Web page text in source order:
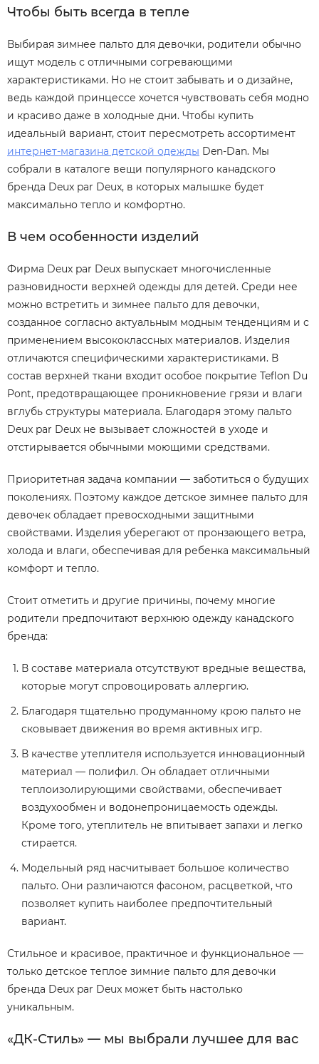
Чтобы быть всегда в тепле
Выбирая зимнее пальто для девочки, родители обычно
ищут модель с отличными согревающими
характеристиками. Но не стоит забывать и о дизайне,
ведь каждой принцессе хочется чувствовать себя модно
и красиво даже в холодные дни. Чтобы купить
идеальный вариант, стоит пересмотреть ассортимент
интернет-магазина детской одежды Den-Dan. Мы
собрали в каталоге вещи популярного канадского
бренда Deux par Deux, в которых малышке будет
максимально тепло и комфортно.
В чем особенности изделий
Фирма Deux par Deux выпускает многочисленные
разновидности верхней одежды для детей. Среди нее
можно встретить и зимнее пальто для девочки,
созданное согласно актуальным модным тенденциям и с
применением высококлассных материалов. Изделия
отличаются специфическими характеристиками. В
состав верхней ткани входит особое покрытие Teflon Du
Pont, предотвращающее проникновение грязи и влаги
вглубь структуры материала. Благодаря этому пальто
Deux par Deux не вызывает сложностей в уходе и
отстирывается обычными моющими средствами.
Приоритетная задача компании — заботиться о будущих
поколениях. Поэтому каждое детское зимнее пальто для
девочек обладает превосходными защитными
свойствами. Изделия уберегают от пронзающего ветра,
холода и влаги, обеспечивая для ребенка максимальный
комфорт и тепло.
Стоит отметить и другие причины, почему многие
родители предпочитают верхнюю одежду канадского
бренда:
В составе материала отсутствуют вредные вещества,
которые могут спровоцировать аллергию.
Благодаря тщательно продуманному крою пальто не
сковывает движения во время активных игр.
В качестве утеплителя используется инновационный
материал — полифил. Он обладает отличными
теплоизолирующими свойствами, обеспечивает
воздухообмен и водонепроницаемость одежды.
Кроме того, утеплитель не впитывает запахи и легко
стирается.
Модельный ряд насчитывает большое количество
пальто. Они различаются фасоном, расцветкой, что
позволяет купить наиболее предпочтительный
вариант.
Стильное и красивое, практичное и функциональное —
только детское теплое зимние пальто для девочки
бренда Deux par Deux может быть настолько
уникальным.
«ДК-Стиль» — мы выбрали лучшее для вас